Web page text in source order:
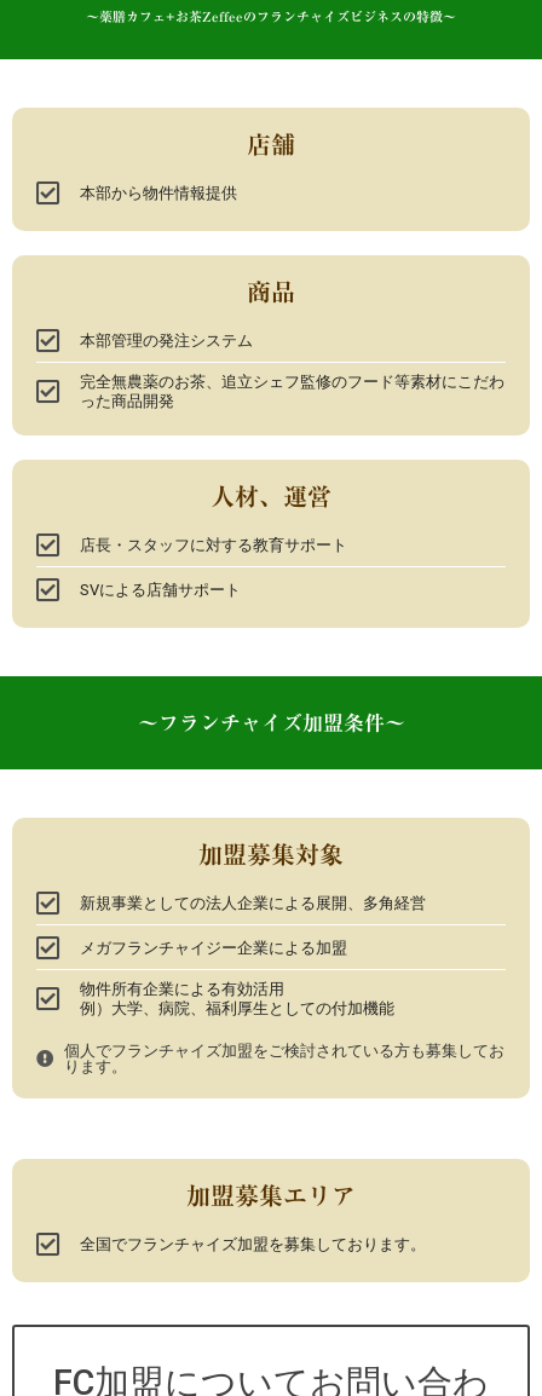
～薬膳カフェ+お茶Zeffeeのフランチャイズビジネスの特徴～
店舗
本部から物件情報提供
商品
本部管理の発注システム
完全無農薬のお茶、追立シェフ監修のフード等素材にこだわ
った商品開発​
人材、運営
店長・スタッフに対する教育サポート
SVによる店舗サポート
～フランチャイズ加盟条件～
加盟募集対象
新規事業としての法人企業による展開、多角経営
メガフランチャイジー企業による加盟
物件所有企業による有効活用
例）大学、病院、福利厚生としての付加機能
個人でフランチャイズ加盟をご検討されている方も募集してお
ります。
加盟募集エリア
全国でフランチャイズ加盟を募集しております。
FC加盟についてお問い合わ